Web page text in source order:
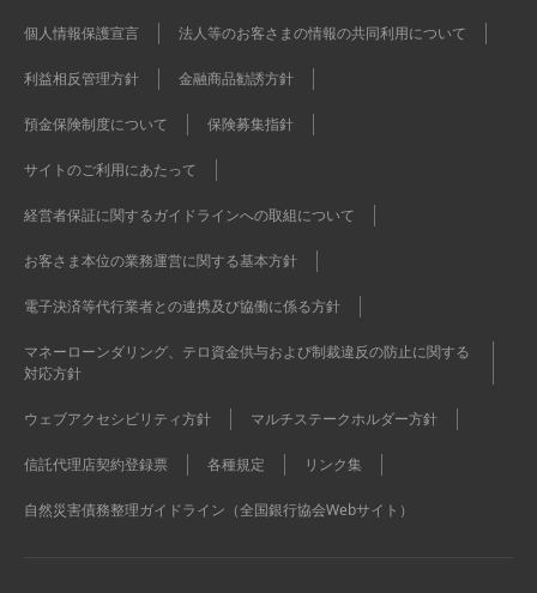
個人情報保護宣言 法人等のお客さまの情報の共同利用について
利益相反管理方針 金融商品勧誘方針
預金保険制度について 保険募集指針
サイトのご利用にあたって
経営者保証に関するガイドラインへの取組について
お客さま本位の業務運営に関する基本方針
電子決済等代行業者との連携及び協働に係る方針
マネーローンダリング、テロ資金供与および制裁違反の防止に関する
対応方針
ウェブアクセシビリティ方針 マルチステークホルダー方針
信託代理店契約登録票 各種規定 リンク集
自然災害債務整理ガイドライン（全国銀行協会Webサイト）